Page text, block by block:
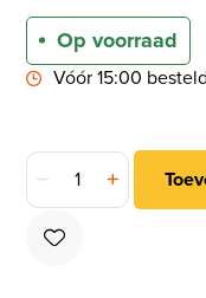
Op voorraad
Vóór 15:00
Intersteel Klavier